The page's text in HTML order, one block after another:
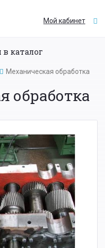
Мой кабинет
каталог
Механическая обработка
обработка